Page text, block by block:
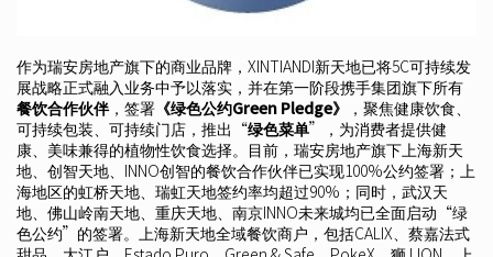
作为瑞安房地产旗下的商业品牌，XINTIANDI新天地已将5C可持续发
展战略正式融入业务中予以落实，并在第一阶段携手集团旗下所有
餐饮合作伙伴，签署 《绿色公约Green Pledge》
，聚焦健康饮食、
可持续包装、可持续门店，推出“绿色菜单”，为消费者提供健
康、美味兼得的植物性饮食选择。目前，瑞安房地产旗下上海新天
地、创智天地、INNO创智的餐饮合作伙伴已实现100%公约签署；上
海地区的虹桥天地、瑞虹天地签约率均超过90%；同时，武汉天
地、佛山岭南天地、重庆天地、南京INNO未来城均已全面启动“绿
色公约”的签署。上海新天地全域餐饮商户，包括CALIX、蔡嘉法式